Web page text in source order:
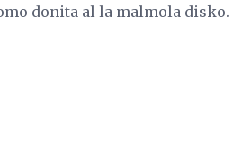
donita al la malmola disko.